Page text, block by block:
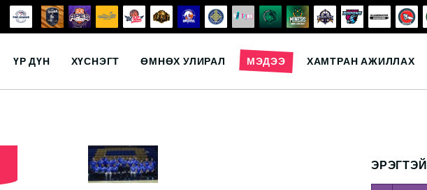
ҮР ДҮН ХҮСНЭГТ ӨМНӨХ УЛИРАЛ МЭДЭЭ ХАМТРАН АЖИЛЛАХ
ЭРЭГТЭЙ